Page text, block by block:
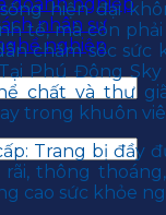
nhân sự
nghiệp
hiện đại
tế, mà còn
chăm sóc sức
Phú Đông
chất và thư
trong khuôn
Trang bị đầy
thông
cao sức khỏe